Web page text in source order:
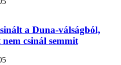
a Duna-válságból,
csinál semmit